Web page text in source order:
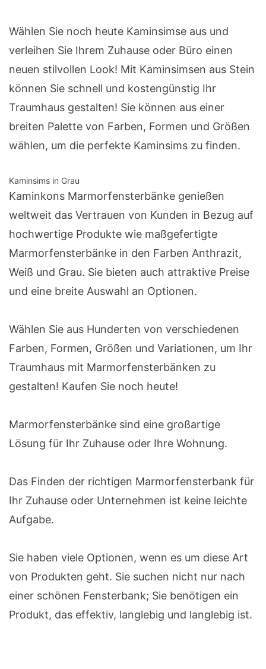
Wählen Sie noch heute Kaminsimse aus und
verleihen Sie Ihrem Zuhause oder Büro einen
neuen stilvollen Look! Mit Kaminsimsen aus Stein
können Sie schnell und kostengünstig Ihr
Traumhaus gestalten! Sie können aus einer
breiten Palette von Farben, Formen und Größen
wählen, um die perfekte Kaminsims zu finden.
Kaminsims in Grau
Kaminkons Marmorfensterbänke genießen
weltweit das Vertrauen von Kunden in Bezug auf
hochwertige Produkte wie maßgefertigte
Marmorfensterbänke in den Farben Anthrazit,
Weiß und Grau. Sie bieten auch attraktive Preise
und eine breite Auswahl an Optionen.
Wählen Sie aus Hunderten von verschiedenen
Farben, Formen, Größen und Variationen, um Ihr
Traumhaus mit Marmorfensterbänken zu
gestalten! Kaufen Sie noch heute!
Marmorfensterbänke sind eine großartige
Lösung für Ihr Zuhause oder Ihre Wohnung.
Das Finden der richtigen Marmorfensterbank für
Ihr Zuhause oder Unternehmen ist keine leichte
Aufgabe.
Sie haben viele Optionen, wenn es um diese Art
von Produkten geht. Sie suchen nicht nur nach
einer schönen Fensterbank; Sie benötigen ein
Produkt, das effektiv, langlebig und langlebig ist.